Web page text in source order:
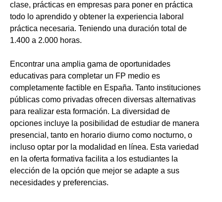
clase, prácticas en empresas para poner en práctica
todo lo aprendido y obtener la experiencia laboral
práctica necesaria. Teniendo una duración total de
1.400 a 2.000 horas.
Encontrar una amplia gama de oportunidades
educativas para completar un FP medio es
completamente factible en España. Tanto instituciones
públicas como privadas ofrecen diversas alternativas
para realizar esta formación. La diversidad de
opciones incluye la posibilidad de estudiar de manera
presencial, tanto en horario diurno como nocturno, o
incluso optar por la modalidad en línea. Esta variedad
en la oferta formativa facilita a los estudiantes la
elección de la opción que mejor se adapte a sus
necesidades y preferencias.